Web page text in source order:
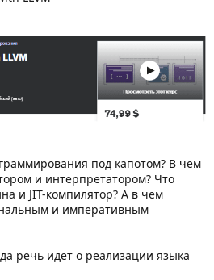
под капотом? В чем
и интерпретатором? Что
и JIT-компилятор? А в чем
и императивным
речь идет о реализации языка